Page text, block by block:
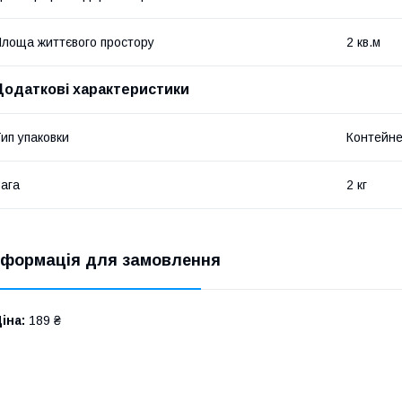
життєвого простору 2 кв.м
характеристики
упаковки
2 кг
для замовлення
189 ₴